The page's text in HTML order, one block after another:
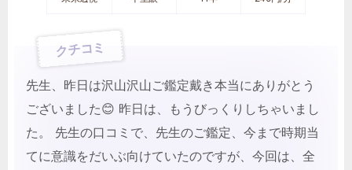
クチコミ
先生、昨日は沢山沢山ご鑑定戴き本当にありがとう
ございました😊 昨日は、もうびっくりしちゃいまし
た。 先生の口コミで、先生のご鑑定、今まで時期当
てに意識をだいぶ向けていたのですが、今回は、全